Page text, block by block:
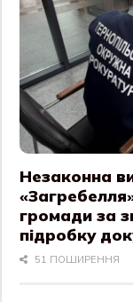
Незаконна
громади за
підробку
51 ПОШИРЕННЯ